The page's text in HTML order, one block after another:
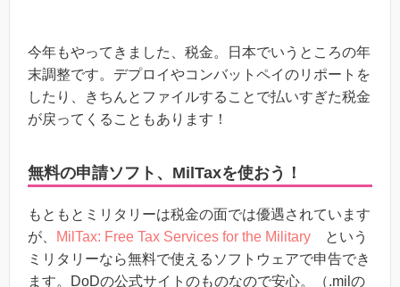
今年もやってきました、税金。日本でいうところの年
末調整です。デプロイやコンバットペイのリポートを
したり、きちんとファイルすることで払いすぎた税金
が戻ってくることもあります！
無料の申請ソフト、MilTaxを使おう！
もともとミリタリーは税金の面では優遇されています
が、
MilTax: Free Tax Services for the Military という
ミリタリーなら無料で使えるソフトウェアで申告でき
ます。DoDの公式サイトのものなので安心。（.milの